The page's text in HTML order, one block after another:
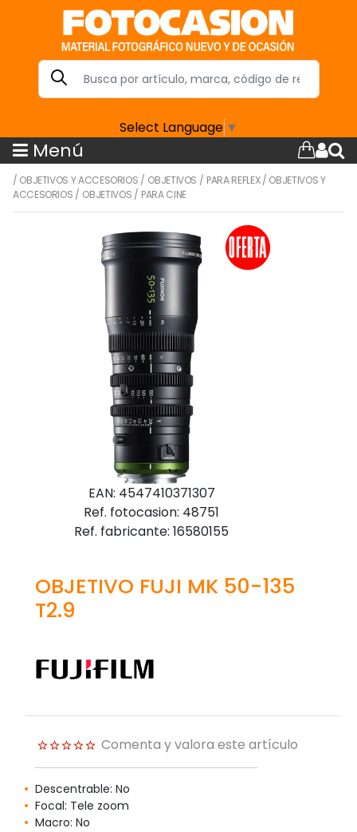
Select Language ▼
Menú
/ OBJETIVOS Y ACCESORIOS / OBJETIVOS / PARA REFLEX / OBJETIVOS Y
ACCESORIOS / OBJETIVOS / PARA CINE
EAN: 4547410371307
Ref. fotocasion: 48751
Ref. fabricante: 16580155
OBJETIVO FUJI MK 50-135
T2.9
Comenta y valora este artículo
Descentrable: No
Focal: Tele zoom
Macro: No